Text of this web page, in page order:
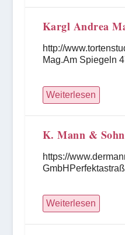
Kargl Andrea
http://
Mag.Am Spiegeln
Weiterlesen
K. Mann &
https://
Weiterlesen